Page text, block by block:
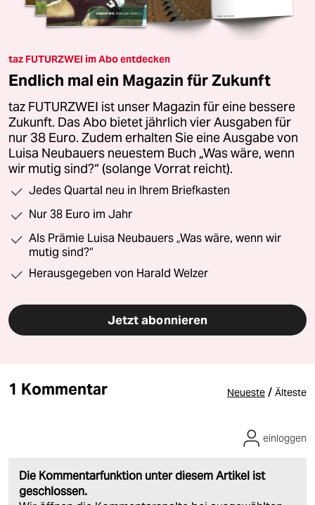
taz FUTURZWEI im Abo entdecken
Endlich mal ein Magazin für Zukunft
taz FUTURZWEI ist unser Magazin für eine bessere
Zukunft. Das Abo bietet jährlich vier Ausgaben für
nur 38 Euro. Zudem erhalten Sie eine Ausgabe von
Luisa Neubauers neuestem Buch „Was wäre, wenn
wir mutig sind?“ (solange Vorrat reicht).
Jedes Quartal neu in Ihrem Briefkasten
Nur 38 Euro im Jahr
Als Prämie Luisa Neubauers „Was wäre, wenn wir
mutig sind?“
Herausgegeben von Harald Welzer
Jetzt abonnieren
1 Kommentar Neueste / Älteste
Die Kommentarfunktion unter diesem Artikel ist
geschlossen.
einloggen